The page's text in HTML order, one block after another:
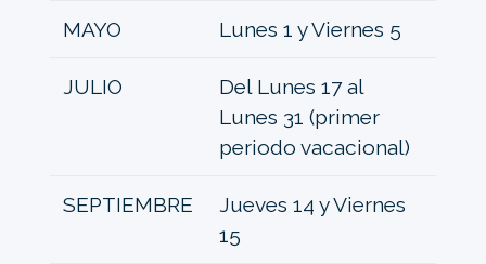
MAYO Lunes 1 y Viernes 5
JULIO
Del Lunes 17 al
Lunes 31 (primer
periodo vacacional)
SEPTIEMBRE
Jueves 14 y Viernes
15